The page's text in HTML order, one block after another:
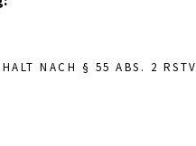
NACH § 55 ABS. 2 RSTV